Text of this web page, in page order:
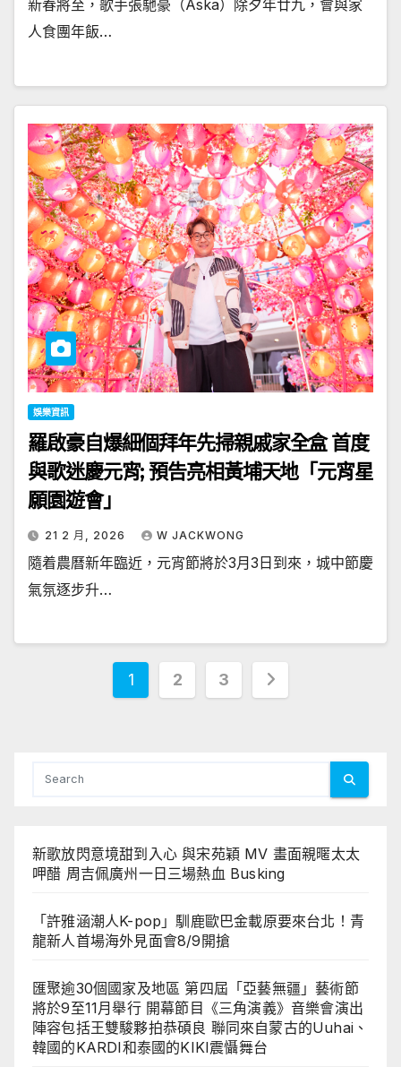
新春將至，歌手張馳豪（Aska）除夕年廿九，會與家
人食團年飯…
娛樂資訊
羅啟豪自爆細個拜年先掃親戚家全盒 首度
與歌迷慶元宵; 預告亮相黃埔天地「元宵星
願園遊會」
21 2 月, 2026 W JACKWONG
隨着農曆新年臨近，元宵節將於3月3日到來，城中節慶
氣氛逐步升…
文
1 2 3
新歌放閃意境甜到入心 與宋苑穎 MV 畫面親暱太太
呷醋 周吉佩廣州一日三場熱血 Busking
「許雅涵潮人K-pop」馴鹿歐巴金載原要來台北！青
龍新人首場海外見面會8/9開搶
匯聚逾30個國家及地區 第四屆「亞藝無疆」藝術節
將於9至11月舉行 開幕節目《三角演義》音樂會演出
陣容包括王雙駿夥拍恭碩良 聯同來自蒙古的Uuhai、
韓國的KARDI和泰國的KIKI震懾舞台